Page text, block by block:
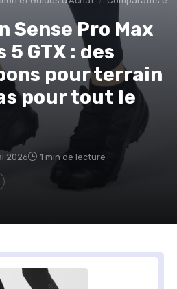
Sense Pro Max
GTX : des
pour terrain
pour tout le
2026 1 min de lecture